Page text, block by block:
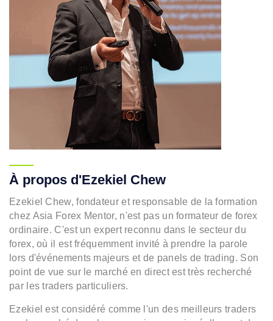
À propos d'Ezekiel Chew
Ezekiel Chew, fondateur et responsable de la formation
chez Asia Forex Mentor, n'est pas un formateur de forex
ordinaire. C'est un expert reconnu dans le secteur du
forex, où il est fréquemment invité à prendre la parole
lors d'événements majeurs et de panels de trading. Son
point de vue sur le marché en direct est très recherché
par les traders particuliers.
Ezekiel est considéré comme l'un des meilleurs traders